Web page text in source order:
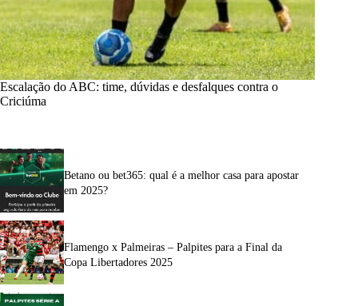
Escalação do ABC: time, dúvidas e desfalques contra o
Criciúma
Betano ou bet365: qual é a melhor casa para apostar
em 2025?
Flamengo x Palmeiras – Palpites para a Final da
Copa Libertadores 2025